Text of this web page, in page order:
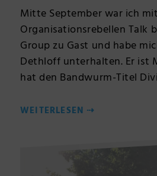
Mitte September war ich
Organisationsrebellen Talk
Group zu Gast und habe
Dethloff unterhalten. Er ist
hat den Bandwurm-Titel
WEITERLESEN ⇢